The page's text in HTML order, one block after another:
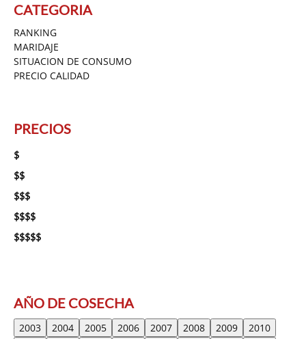
CATEGORIA
RANKING
MARIDAJE
SITUACION DE CONSUMO
PRECIO CALIDAD
PRECIOS
$
$$
$$$
$$$$
$$$$$
AÑO DE COSECHA
2003 2004 2005 2006 2007 2008 2009
2010